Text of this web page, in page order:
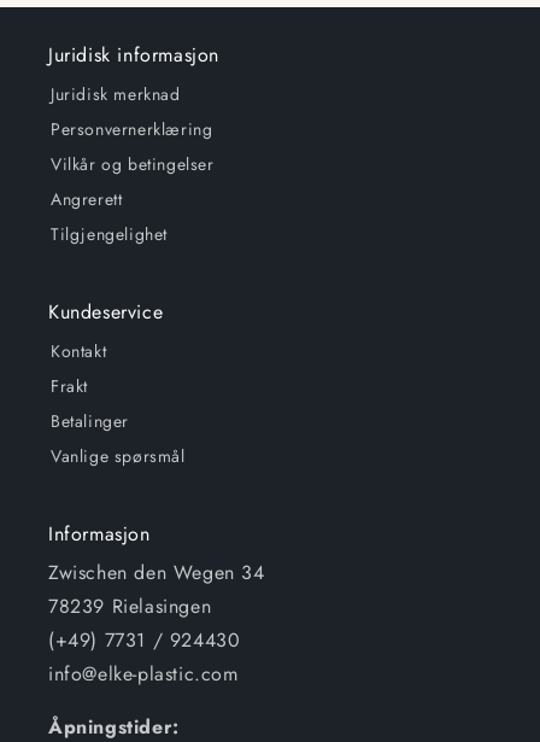
Juridisk informasjon
Juridisk merknad
Personvernerklæring
Vilkår og betingelser
Angrerett
Tilgjengelighet
Kundeservice
Kontakt
Frakt
Betalinger
Vanlige spørsmål
Informasjon
Zwischen den Wegen 34
78239 Rielasingen
(+49) 7731 / 924430
info@elke-plastic.com
Åpningstider: